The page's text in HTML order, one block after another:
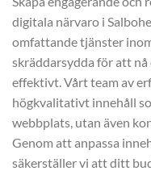
digitala närvaro i
omfattande tjänster
skräddarsydda för att
effektivt. Vårt team av
högkvalitativt innehåll
webbplats, utan även
Genom att anpassa
säkerställer vi att ditt